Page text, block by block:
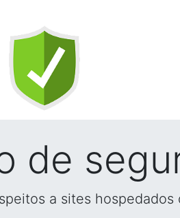
de
a sites hospedados